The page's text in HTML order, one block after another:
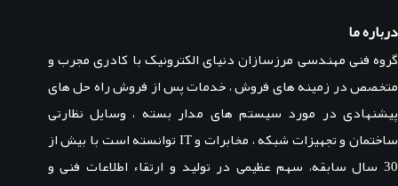
درباره ما
گروه فنی مهندسی مرزسازان دنیای الکترونیک با کادری مجرب و
متخصص در زمینه های فروش ، خدمات پس از فروش راه حل های
پیشنهادی در مورد سیستم های مدار بسته ، وسایل نظارتی
ساختمان و تجهیزات شبکه ، مخابرات و IT توانسته است با بیش از
30 سال سابقه، سهم عظیمی در تولید و ارتقاء اطلاعات فنی و